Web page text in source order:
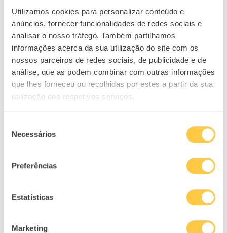
Utilizamos cookies para personalizar conteúdo e
anúncios, fornecer funcionalidades de redes sociais e
analisar o nosso tráfego. Também partilhamos
informações acerca da sua utilização do site com os
nossos parceiros de redes sociais, de publicidade e de
análise, que as podem combinar com outras informações
que lhes forneceu ou recolhidas por estes a partir da sua
utilização dos respetivos serviços.
Necessários
Preferências
Estatísticas
Marketing